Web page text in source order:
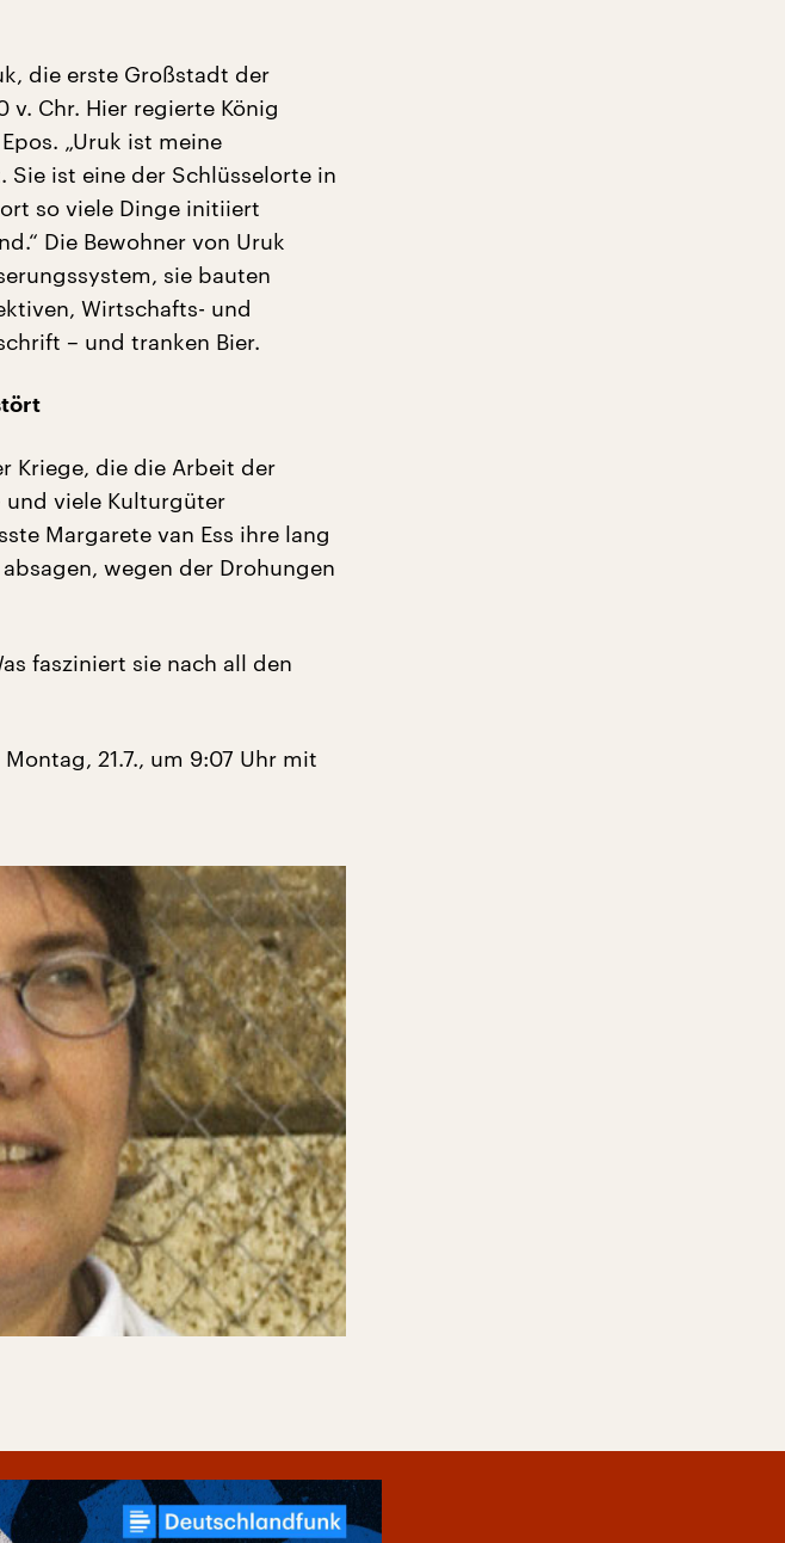
die erste Großstadt der
Chr. Hier regierte König
„Uruk ist meine
ist eine der Schlüsselorte in
so viele Dinge initiiert
Die Bewohner von Uruk
sie bauten
Wirtschafts- und
– und tranken Bier.
Kriege, die die Arbeit der
viele Kulturgüter
Margarete van Ess ihre lang
wegen der Drohungen
fasziniert sie nach all den
21.7., um 9:07 Uhr mit